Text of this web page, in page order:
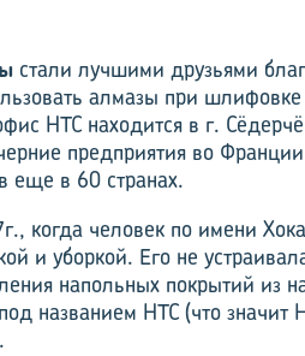
стали лучшими друзьями
алмазы при
HTC находится в г.
предприятия во
еще в 60 странах.
когда человек по имени
и уборкой. Его не
напольных покрытий из
названием HTC (что значит